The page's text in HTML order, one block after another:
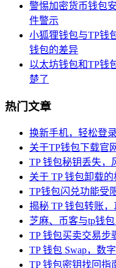
警惕加密货币钱包
件警示
小狐狸钱包与TP钱
钱包的差异
以太坊钱包和TP钱
楚了
热门文章
换新手机，轻松登
关于TP钱包下载官
TP 钱包秘钥丢失，
关于 TP 钱包卸载
TP钱包闪兑功能受
揭秘 TP 钱包转账
芝麻、币客与tp钱
TP 钱包买卖交易步
TP 钱包 Swap，数
TP 钱包密钥找回指